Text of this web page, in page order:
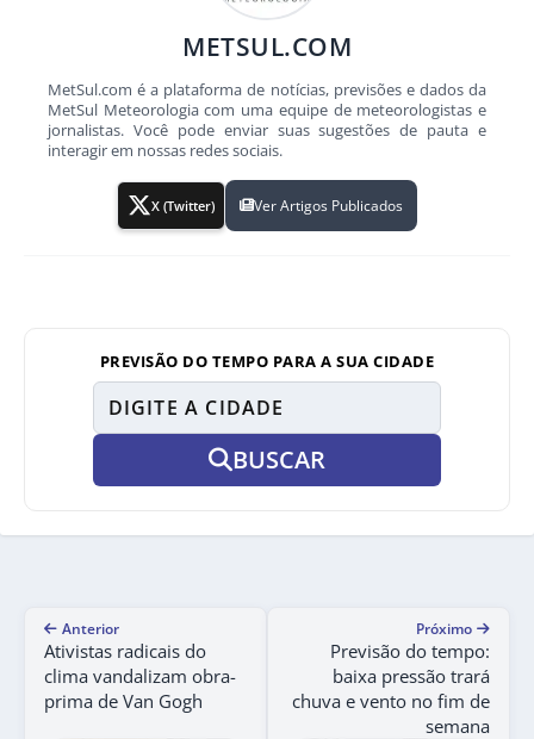
METSUL.COM
MetSul.com é a plataforma de notícias, previsões e dados da
MetSul Meteorologia com uma equipe de meteorologistas e
jornalistas. Você pode enviar suas sugestões de pauta e
interagir em nossas redes sociais.
X (Twitter) Ver Artigos Publicados
PREVISÃO DO TEMPO PARA A SUA CIDADE
BUSCAR
Anterior
Ativistas radicais do
clima vandalizam obra-
prima de Van Gogh
Próximo
Previsão do tempo:
baixa pressão trará
chuva e vento no fim de
semana